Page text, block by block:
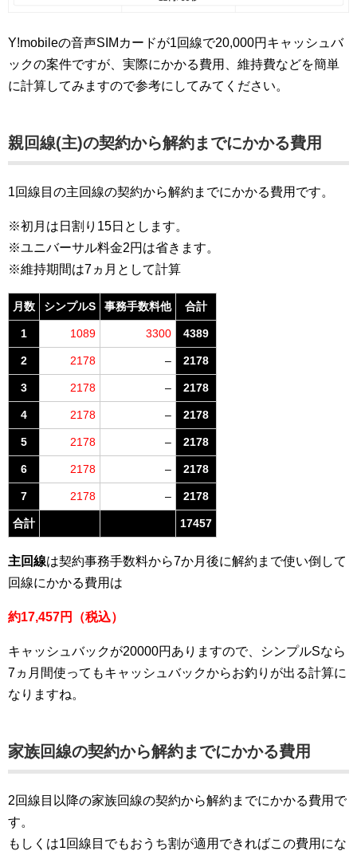
Y!mobileの音声SIMカードが1回線で20,000円キャッシュバ
ックの案件ですが、実際にかかる費用、維持費などを簡単
に計算してみますので参考にしてみてください。
親回線(主)の契約から解約までにかかる費用
1回線目の主回線の契約から解約までにかかる費用です。
※初月は日割り15日とします。
※ユニバーサル料金2円は省きます。
※維持期間は7ヵ月として計算
月数 シンプルS 事務手数料他 合計
1 1089 3300 4389
2 2178 – 2178
3 2178 – 2178
4 2178 – 2178
5 2178 – 2178
6 2178 – 2178
7 2178 – 2178
合計 17457
主回線は契約事務手数料から7か月後に解約まで使い倒して
回線にかかる費用は
約17,457円（税込）
キャッシュバックが20000円ありますので、シンプルSなら
7ヵ月間使ってもキャッシュバックからお釣りが出る計算に
なりますね。
家族回線の契約から解約までにかかる費用
2回線目以降の家族回線の契約から解約までにかかる費用で
す。
もしくは1回線目でもおうち割が適用できればこの費用にな